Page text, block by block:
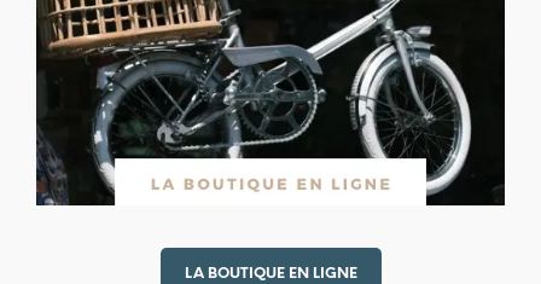
LA BOUTIQUE EN LIGNE